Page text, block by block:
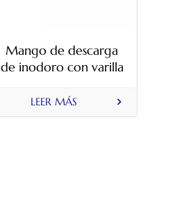
Mango de descarga
de inodoro con varilla
frontal universal
LEER MÁS